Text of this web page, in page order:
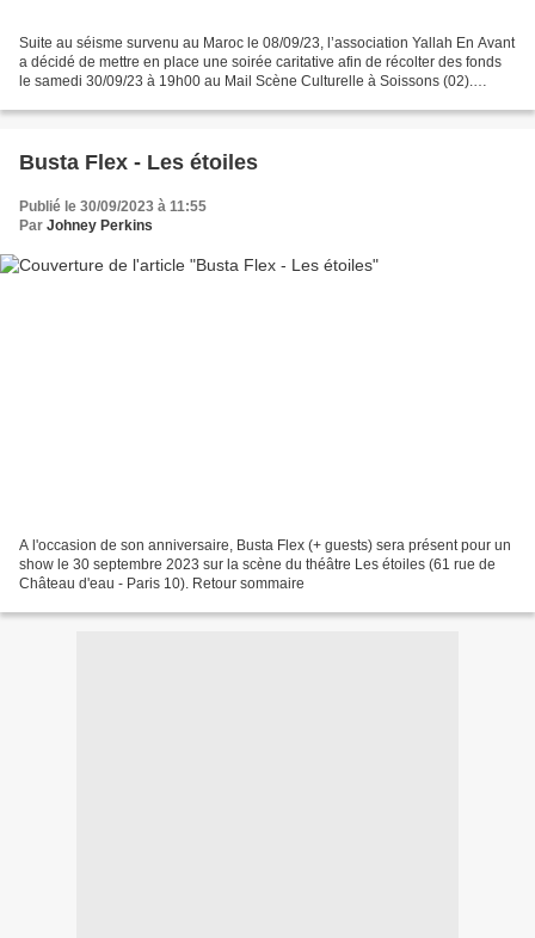
Suite au séisme survenu au Maroc le 08/09/23, l’association Yallah En Avant
a décidé de mettre en place une soirée caritative afin de récolter des fonds
le samedi 30/09/23 à 19h00 au Mail Scène Culturelle à Soissons (02).
Busta Flex - Les étoiles
Publié le 30/09/2023 à 11:55
Par Johney Perkins
A l'occasion de son anniversaire, Busta Flex (+ guests) sera présent pour un
show le 30 septembre 2023 sur la scène du théâtre Les étoiles (61 rue de
Château d'eau - Paris 10). Retour sommaire